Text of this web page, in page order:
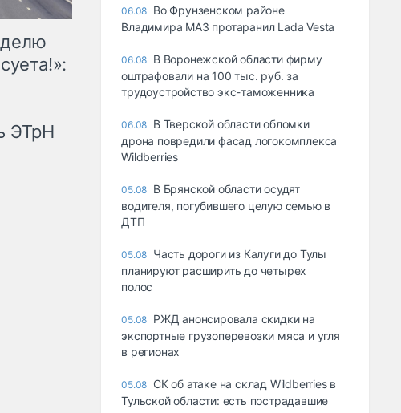
ЭТрН
06.08 Во Фрунзенском районе
Владимира МАЗ протаранил Lada Vesta
06.08 В Воронежской области фирму
оштрафовали на 100 тыс. руб. за
трудоустройство экс-таможенника
06.08 В Тверской области обломки
дрона повредили фасад логокомплекса
Wildberries
05.08 В Брянской области осудят
водителя, погубившего целую семью в
ДТП
05.08 Часть дороги из Калуги до Тулы
планируют расширить до четырех
полос
05.08 РЖД анонсировала скидки на
экспортные грузоперевозки мяса и угля
в регионах
05.08 СК об атаке на склад Wildberries в
Тульской области: есть пострадавшие